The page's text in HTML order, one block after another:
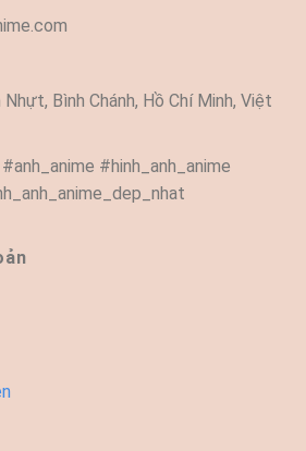
Bình Chánh, Hồ Chí Minh, Việt
#hinh_anh_anime